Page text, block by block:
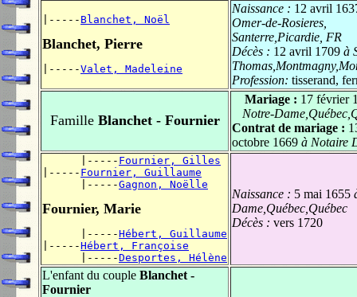
|----- Blanchet, Noël
Blanchet, Pierre
|-----Valet, Madeleine
Naissance : 12 avril
Omer-de-Rosieres,
Santerre,Picardie, FR
Décès : 12 avril 1709 à
Profession: tisserand,
FamilleBlanchet - Fournier
Mariage : 17 février
Notre-
Contrat de mariage :
octobre 1669 à Notaire
      |-----
Fournier, Gilles
|----- Fournier, Guillaume
      |-----
Gagnon, Noëlle
Fournier, Marie
      |-----
Hébert, Guillaume
|-----Hébert, Françoise
      |-----
Desportes, Hélène
Naissance : 5 mai 1655
Dame,Québec,Québec
Décès : vers 1720
L'enfant du couple Blanchet -
Fournier